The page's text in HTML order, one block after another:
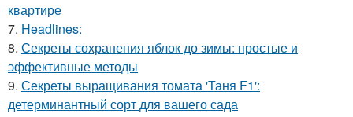
квартире
7. Headlines:
8. Секреты сохранения яблок до зимы: простые и
эффективные методы
9. Секреты выращивания томата 'Таня F1':
детерминантный сорт для вашего сада